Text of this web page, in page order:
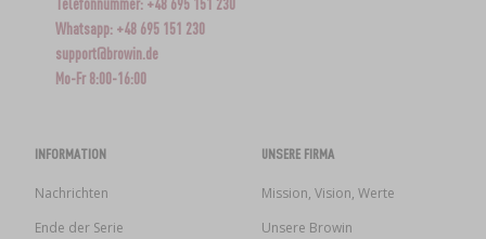
Whatsapp: +48 695 151 230
support@browin.de
Mo-Fr 8:00-16:00
INFORMATION
Nachrichten
Ende der Serie
UNSERE FIRMA
Mission, Vision, Werte
Unsere Browin